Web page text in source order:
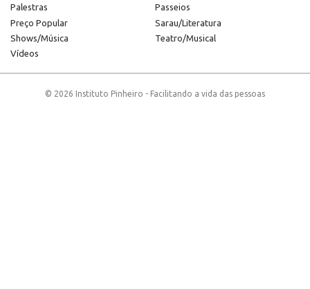
Palestras
Passeios
Preço Popular
Sarau/Literatura
Shows/Música
Teatro/Musical
Vídeos
© 2026 Instituto Pinheiro - Facilitando a vida das pessoas